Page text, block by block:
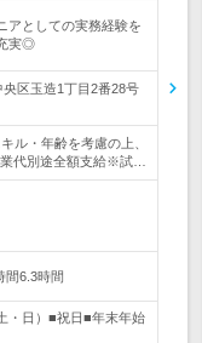
アとしての実務経験を
実◎
央区玉造1丁目2番28号
ル・年齢を考慮の上、
代別途全額支給※試…
間6.3時間
・日）■祝日■年末年始